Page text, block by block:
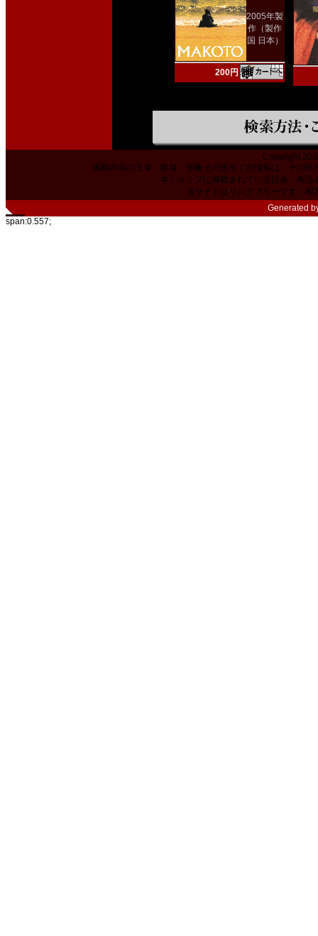
2005年製
作（製作
国 日本）
200円
Copyright
掲載内容の文章・価格・画像その他全ての情報は、その
本ショップに掲載されている社名、商
当サイトはリンクフリーです。相
Generated
span:0.557;